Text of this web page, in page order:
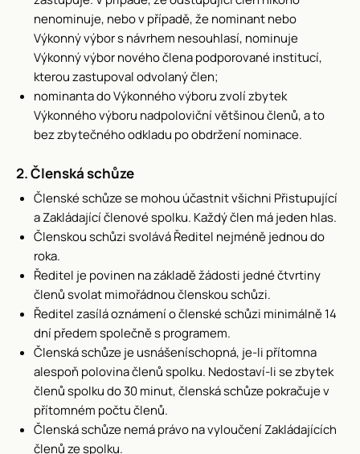
nenominuje, nebo v případě, že nominant nebo
Výkonný výbor s návrhem nesouhlasí, nominuje
Výkonný výbor nového člena podporované institucí,
kterou zastupoval odvolaný člen;
nominanta do Výkonného výboru zvolí zbytek
Výkonného výboru nadpoloviční většinou členů, a to
bez zbytečného odkladu po obdržení nominace.
2. Členská schůze
Členské schůze se mohou účastnit všichni Přistupující
a Zakládající členové spolku. Každý člen má jeden hlas.
Členskou schůzi svolává Ředitel nejméně jednou do
roka.
Ředitel je povinen na základě žádosti jedné čtvrtiny
členů svolat mimořádnou členskou schůzi.
Ředitel zasílá oznámení o členské schůzi minimálně 14
dní předem společně s programem.
Členská schůze je usnášeníschopná, je-li přítomna
alespoň polovina členů spolku. Nedostaví-li se zbytek
členů spolku do 30 minut, členská schůze pokračuje v
přítomném počtu členů.
Členská schůze nemá právo na vyloučení Zakládajících
členů ze spolku.